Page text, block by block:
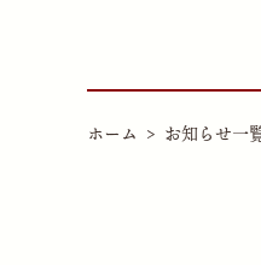
ホーム
お知らせ一